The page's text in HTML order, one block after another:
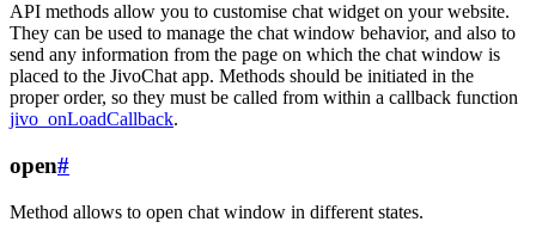
API methods allow you to customise chat widget on your website.
They can be used to manage the chat window behavior, and also to
send any information from the page on which the chat window is
placed to the JivoChat app. Methods should be initiated in the
proper order, so they must be called from within a callback function
jivo_onLoadCallback.
open#
Method allows to open chat window in different states.